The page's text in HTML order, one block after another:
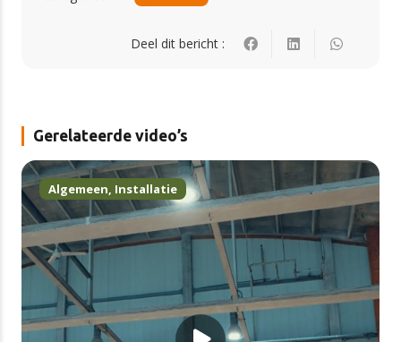
Deel dit bericht :
Gerelateerde video’s
Algemeen, Installatie